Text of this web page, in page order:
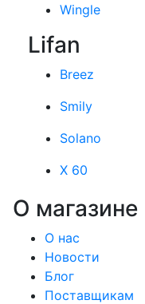
Wingle
Lifan
Breez
Smily
Solano
X 60
О магазине
О нас
Новости
Блог
Поставщикам